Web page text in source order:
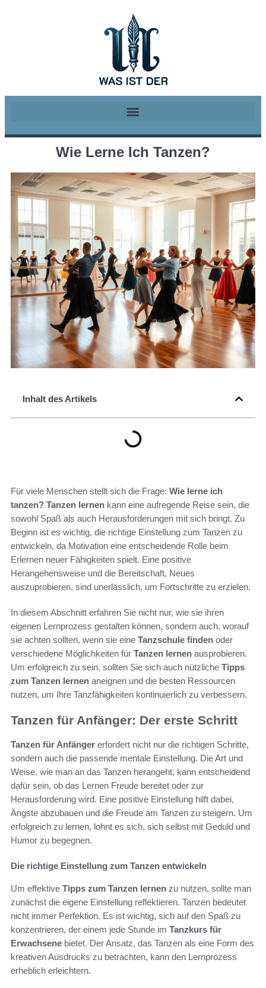
Wie Lerne Ich Tanzen?
Inhalt des Artikels
Für viele Menschen stellt sich die Frage: Wie lerne ich
tanzen? Tanzen lernen kann eine aufregende Reise sein, die
sowohl Spaß als auch Herausforderungen mit sich bringt. Zu
Beginn ist es wichtig, die richtige Einstellung zum Tanzen zu
entwickeln, da Motivation eine entscheidende Rolle beim
Erlernen neuer Fähigkeiten spielt. Eine positive
Herangehensweise und die Bereitschaft, Neues
auszuprobieren, sind unerlässlich, um Fortschritte zu erzielen.
In diesem Abschnitt erfahren Sie nicht nur, wie sie ihren
eigenen Lernprozess gestalten können, sondern auch, worauf
sie achten sollten, wenn sie eine Tanzschule finden oder
verschiedene Möglichkeiten für Tanzen lernen ausprobieren.
Um erfolgreich zu sein, sollten Sie sich auch nützliche Tipps
zum Tanzen lernen aneignen und die besten Ressourcen
nutzen, um Ihre Tanzfähigkeiten kontinuierlich zu verbessern.
Tanzen für Anfänger: Der erste Schritt
Tanzen für Anfänger erfordert nicht nur die richtigen Schritte,
sondern auch die passende mentale Einstellung. Die Art und
Weise, wie man an das Tanzen herangeht, kann entscheidend
dafür sein, ob das Lernen Freude bereitet oder zur
Herausforderung wird. Eine positive Einstellung hilft dabei,
Ängste abzubauen und die Freude am Tanzen zu steigern. Um
erfolgreich zu lernen, lohnt es sich, sich selbst mit Geduld und
Humor zu begegnen.
Die richtige Einstellung zum Tanzen entwickeln
Um effektive Tipps zum Tanzen lernen zu nutzen, sollte man
zunächst die eigene Einstellung reflektieren. Tanzen bedeutet
nicht immer Perfektion. Es ist wichtig, sich auf den Spaß zu
konzentrieren, der einem jede Stunde im Tanzkurs für
Erwachsene bietet. Der Ansatz, das Tanzen als eine Form des
kreativen Ausdrucks zu betrachten, kann den Lernprozess
erheblich erleichtern.